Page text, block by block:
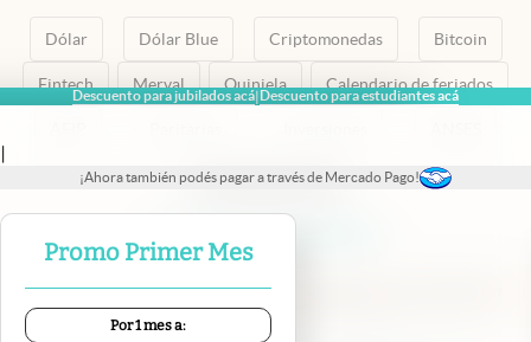
Descuento para jubilados acá|Descuento para estudiantes acá
|
¡Ahora también podés pagar a través de Mercado Pago!
Promo Primer Mes
Por 1 mes a:
Dólar Dólar Blue Criptomonedas Bitcoin
Fintech Merval Quiniela Calendario de feriados
abre en nueva pestaña
abre en nueva pestaña
abre en nueva pestaña
abre en nueva pestaña
abre en nueva pestaña